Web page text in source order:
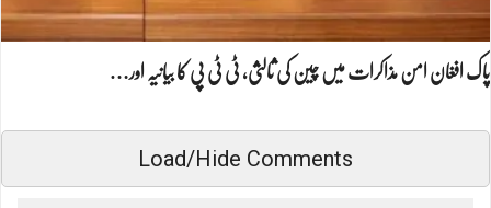
پاک افغان امن مذاکرات میں چین کی ثالثی، ٹی ٹی پی کا بیانیہ اور…
Load/Hide Comments